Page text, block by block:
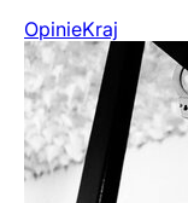
OpinieKraj